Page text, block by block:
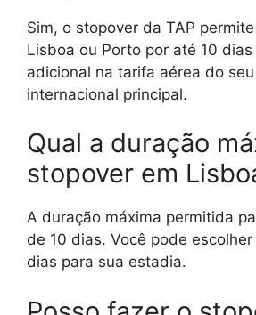
Sim, o stopover da TAP
Lisboa ou Porto por até 10
adicional na tarifa aérea do
internacional principal.
Qual a duração
stopover em
A duração máxima permitida
de 10 dias. Você pode escolher
dias para sua estadia.